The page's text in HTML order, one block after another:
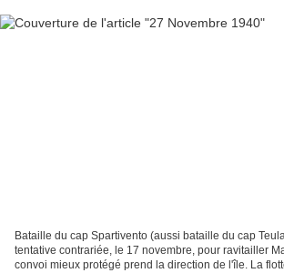
Bataille du cap Spartivento (aussi bataille du cap
tentative contrariée, le 17 novembre, pour ravitailler
convoi mieux protégé prend la direction de l'île. La